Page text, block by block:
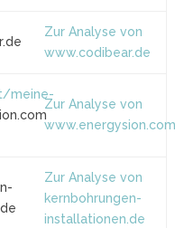
Zur Analyse von
www.codibear.de
meine-
Zur Analyse von
Zur Analyse von
kernbohrungen-
installationen.de